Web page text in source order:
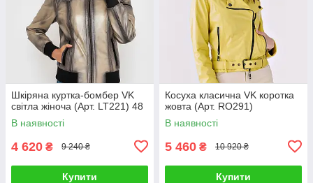
Шкіряна куртка-бомбер VK
світла жіноча (Арт. LT221) 48
В наявності
4 620 ₴ 9 240 ₴
Купити
Косуха класична VK коротка
жовта (Арт. RO291)
В наявності
5 460 ₴ 10 920 ₴
Купити